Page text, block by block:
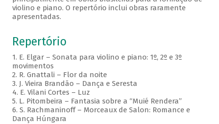
violino e piano. O repertório inclui obras raramente
apresentadas.
Repertório
1. E. Elgar – Sonata para violino e piano: 1º, 2º e 3º
movimentos
2. R. Gnattali – Flor da noite
3. J. Vieira Brandão – Dança e Seresta
4. E. Vilani Cortes – Luz
5. L. Pitombeira – Fantasia sobre a “Muié Rendera”
6. S. Rachmaninoff – Morceaux de Salon: Romance e
Dança Húngara